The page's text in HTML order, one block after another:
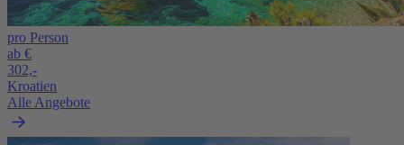
pro Person
ab €
302,-
Kroatien
Alle Angebote